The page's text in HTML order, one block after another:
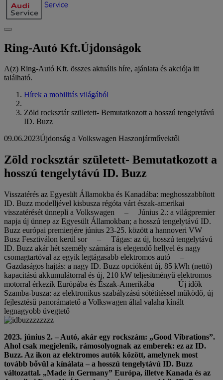
Ring-Autó Kft.Újdonságok
A(z) Ring-Autó Kft. összes aktuális híre, ajánlata és akciója itt
található.
Hírek a mobilitás világából
Zöld rocksztár született- Bemutatkozott a hosszú tengelytávú
ID. Buzz
09.06.2023Újdonság a Volkswagen Haszonjárművektől
Zöld rocksztár született- Bemutatkozott a
hosszú tengelytávú ID. Buzz
Visszatérés az Egyesült Államokba és Kanadába: meghosszabbított
ID. Buzz modelljével kisbusza régóta várt észak-amerikai
visszatérését ünnepli a Volkswagen – Június 2.: a világpremier
napja új ünnep az Egyesült Államokban; a hosszú tengelytávú ID.
Buzz európai premierjére június 23-25. között a hannoveri VW
Busz Fesztiválon kerül sor – Tágas: az új, hosszú tengelytávú
ID. Buzz akár hét személy számára is elegendő hellyel és nagy
csomagtartóval az egyik legtágasabb elektromos autó –
Gazdaságos hajtás: a nagy ID. Buzz opcióként új, 85 kWh (nettó)
kapacitású akkumulátorral és új, 210 kW teljesítményű elektromos
motorral érkezik Európába és Észak-Amerikába – Új idők
Szamba-busza: az elektronikus szabályzású sötétítéssel működő, új
fejlesztésű panorámatető a Volkswagen által valaha kínált
legnagyobb üvegtető
2023. június 2. – Autó, akár egy rockszám: „Good Vibrations”.
Ahol csak megjelenik, rámosolyognak az emberek: ez az ID.
Buzz. Az ikon az elektromos autók között, amelynek most
tovább bővül a kínálata – a hosszú tengelytávú ID. Buzz
változattal. „Made in Germany” Európa, illetve Kanada és az